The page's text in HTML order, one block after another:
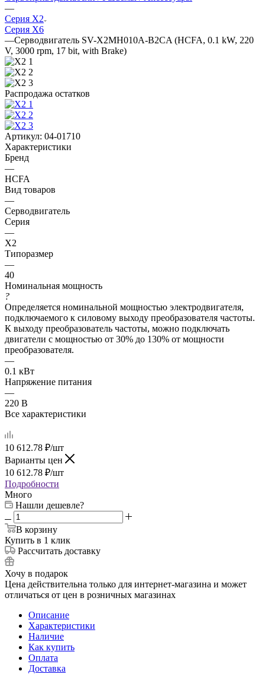
—
Серия X2
Серия X6
—Серводвигатель SV-X2MH010A-B2CA (HCFA, 0.1 kW, 220
V, 3000 rpm, 17 bit, with Brake)
Распродажа остатков
Артикул: 04-01710
Характеристики
Бренд
—
HCFA
Вид товаров
—
Серводвигатель
Серия
—
X2
Типоразмер
—
40
Номинальная мощность
?
Определяется номинальной мощностью электродвигателя,
подключаемого к силовому выходу преобразователя частоты.
К выходу преобразователь частоты, можно подключать
двигатели с мощностью от 30% до 130% от мощности
преобразователя.
—
0.1 кВт
Напряжение питания
—
220 В
Все характеристики
10 612.78 ₽/шт
Варианты цен
10 612.78 ₽/шт
Подробности
Много
Нашли дешевле?
В корзину
Купить в 1 клик
Рассчитать доставку
Хочу в подарок
Цена действительна только для интернет-магазина и может
отличаться от цен в розничных магазинах
Описание
Характеристики
Наличие
Как купить
Оплата
Доставка